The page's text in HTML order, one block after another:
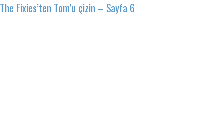
The Fixies’ten Tom’u çizin – Sayfa 6